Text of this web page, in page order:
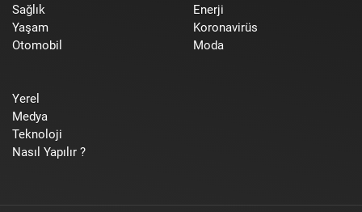
Sağlık
Yaşam
Otomobil
Enerji
Koronavirüs
Moda
Yerel
Medya
Teknoloji
Nasıl Yapılır ?